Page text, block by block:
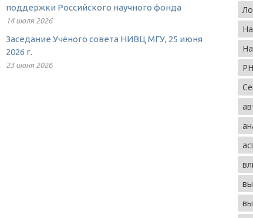
поддержки Российского научного фонда
14 июля 2026
Заседание Учёного совета НИВЦ МГУ, 25 июня
2026 г.
23 июня 2026